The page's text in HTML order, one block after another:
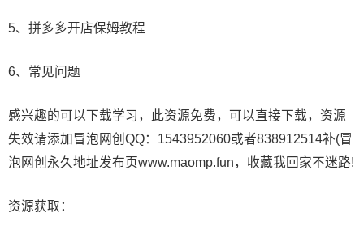
5、拼多多开店保姆教程
6、常见问题
感兴趣的可以下载学习，此资源免费，可以直接下载，资源
失效请添加冒泡网创QQ：1543952060或者838912514补(冒
泡网创永久地址发布页www.maomp.fun，收藏我回家不迷路!
资源获取：